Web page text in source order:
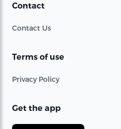
Contact
Contact Us
Terms of use
Privacy Policy
Get the app